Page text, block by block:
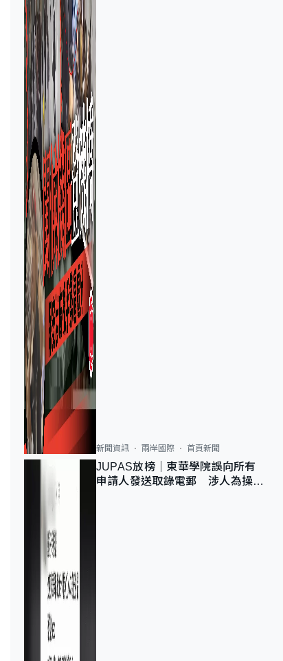
新聞資訊 兩岸國際 首頁新聞
JUPAS放榜｜東華學院誤向所有
申請人發送取錄電郵 涉人為操作